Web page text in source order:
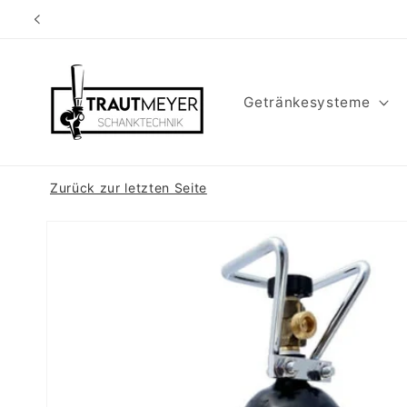
zum
Getränkesysteme
Zurück zur letzten Seite